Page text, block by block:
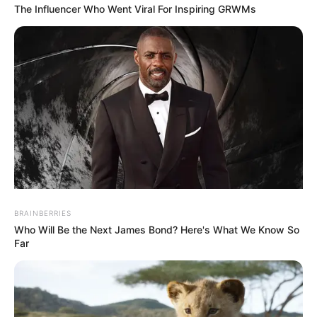
setzen
immer öfter
auf digitale
Unterhaltung
statt
klassische
Freizeittrends
Massive
Welle zieht
mehrere
Touristen ins
Meer!
Spanische
Urlaubsinsel
wird zum
Albtraum
Welle zieht
mehrere
Urlauber ins
Meer!
Spanische
Insel wird
zum
Albtraum
The Influencer Who Went Viral For Inspiring GRWMs
BRAINBERRIES
Who Will Be the Next James Bond? Here's What We Know So
Far